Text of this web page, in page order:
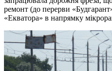
ремонт (до перерви
«Екватора» в напрямку